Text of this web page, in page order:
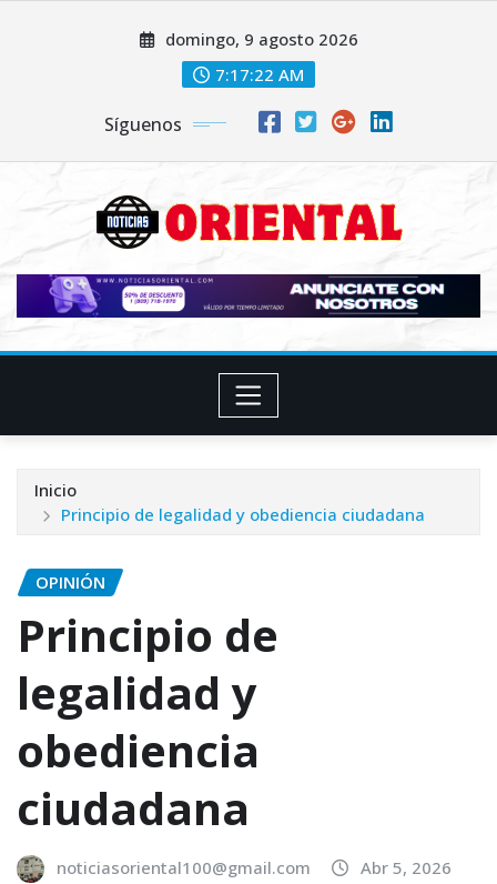
domingo, 9 agosto 2026
7:17:24 AM
Síguenos
Inicio
Principio de legalidad y obediencia ciudadana
OPINIÓN
Principio de
legalidad y
obediencia
ciudadana
noticiasoriental100@gmail.com
Abr 5, 2026